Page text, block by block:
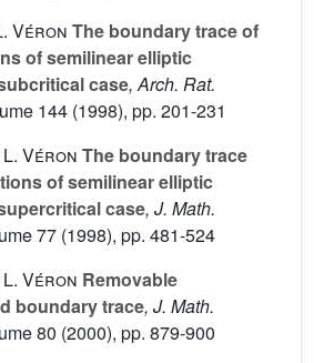
Véron The boundary trace of
of semilinear elliptic
case, Arch. Rat.
144 (1998), pp. 201-231
Véron The boundary trace
of semilinear elliptic
case, J. Math.
77 (1998), pp. 481-524
Véron Removable
boundary trace, J. Math.
80 (2000), pp. 879-900